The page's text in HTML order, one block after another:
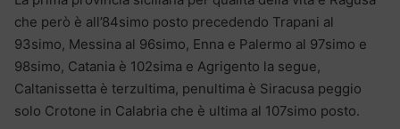
che però è all’84simo posto precedendo Trapani al
93simo, Messina al 96simo, Enna e Palermo al 97simo e
98simo, Catania è 102sima e Agrigento la segue,
Caltanissetta è terzultima, penultima è Siracusa peggio
solo Crotone in Calabria che è ultima al 107simo posto.